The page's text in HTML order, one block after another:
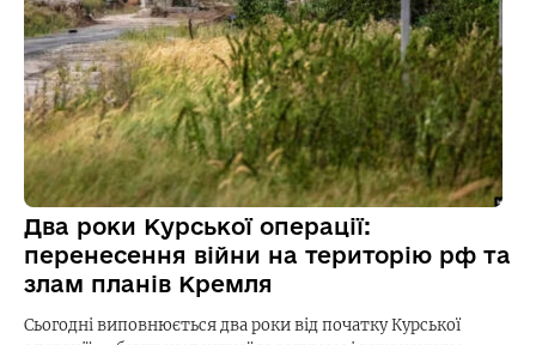
Два роки Курської операції:
перенесення війни на територію рф та
злам планів Кремля
Сьогодні виповнюється два роки від початку Курської